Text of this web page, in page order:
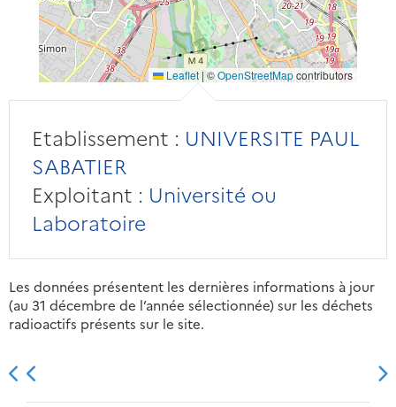
Leaflet | ©OpenStreetMapcontributors
Etablissement : UNIVERSITE PAUL
SABATIER
Exploitant : Université ou
Laboratoire
Les données présentent les dernières informations à jour
(au 31 décembre de l’année sélectionnée) sur les déchets
radioactifs présents sur le site.